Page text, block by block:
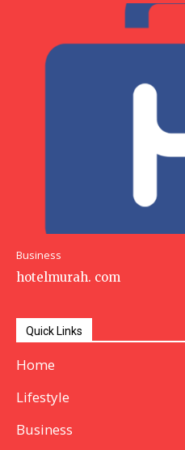
Business
hotelmurah. com
Quick Links
Home
Lifestyle
Business